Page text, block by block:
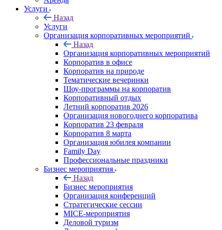
Услуги
Назад
Услуги
Организация корпоративных мероприятий
Назад
Организация корпоративных мероприятий
Корпоратив в офисе
Корпоратив на природе
Тематические вечеринки
Шоу-программы на корпоратив
Корпоративный отдых
Летний корпоратив 2026
Организация новогоднего корпоратива
Корпоратив 23 февраля
Корпоратив 8 марта
Организация юбилея компании
Family Day
Профессиональные праздники
Бизнес мероприятия
Назад
Бизнес мероприятия
Организация конференций
Стратегические сессии
MICE-мероприятия
Деловой туризм